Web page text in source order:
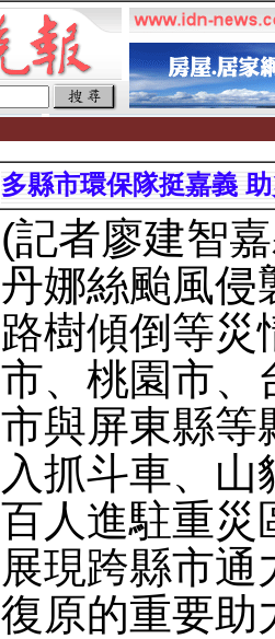
多縣市環保隊挺嘉義
(記者廖建智
丹娜絲颱風侵
路樹傾倒等災
市、桃園市、
市與屏東縣等
入抓斗車、
百人進駐重災
展現跨縣市
復原的重要助